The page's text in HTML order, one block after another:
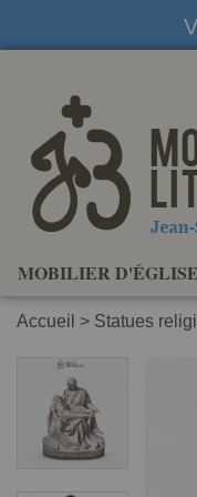
MOBILIER D'ÉGLISE
Accueil > Statues